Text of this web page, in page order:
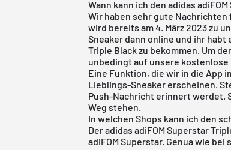
Wann kann ich den adidas
Wir haben sehr gute Nachrichten
wird bereits am 4. März 2023 zu
Sneaker dann online und ihr habt
Triple Black zu bekommen. Um
unbedingt auf unsere kostenlose
Eine Funktion, die wir in die App
Lieblings-Sneaker erscheinen.
Push-Nachricht erinnert werdet.
Weg stehen.
In welchen Shops kann ich den
Der adidas adiFOM Superstar
adiFOM Superstar. Genua wie